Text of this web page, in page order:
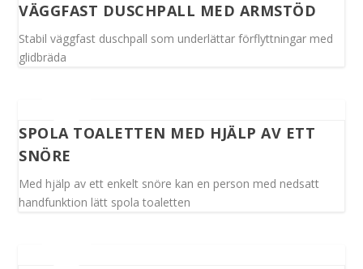
VÄGGFAST DUSCHPALL MED ARMSTÖD
Stabil väggfast duschpall som underlättar förflyttningar med
glidbräda
SPOLA TOALETTEN MED HJÄLP AV ETT
SNÖRE
Med hjälp av ett enkelt snöre kan en person med nedsatt
handfunktion lätt spola toaletten